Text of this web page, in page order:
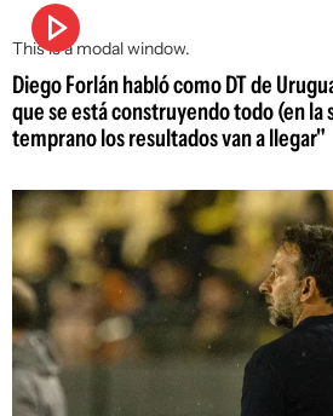
This is a modal window.
Diego Forlán habló como DT de
que se está construyendo todo (en la
temprano los resultados van a llegar"